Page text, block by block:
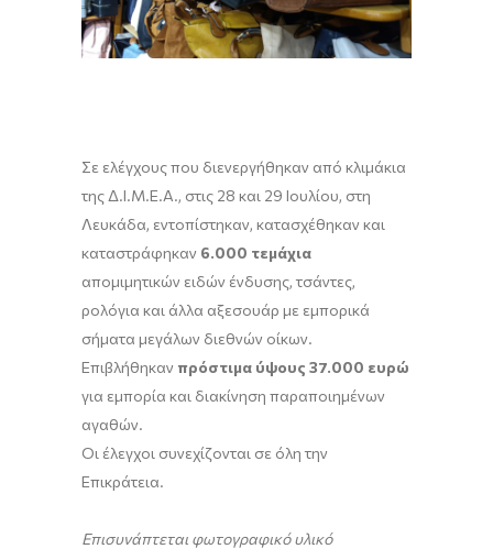
Σε ελέγχους που διενεργήθηκαν από κλιμάκια
της Δ.Ι.Μ.Ε.Α., στις 28 και 29 Ιουλίου, στη
Λευκάδα, εντοπίστηκαν, κατασχέθηκαν και
καταστράφηκαν 6.000 τεμάχια
απομιμητικών ειδών ένδυσης, τσάντες,
ρολόγια και άλλα αξεσουάρ με εμπορικά
σήματα μεγάλων διεθνών οίκων.
Επιβλήθηκαν πρόστιμα ύψους 37.000 ευρώ
για εμπορία και διακίνηση παραποιημένων
αγαθών.
Οι έλεγχοι συνεχίζονται σε όλη την
Επικράτεια.
Επισυνάπτεται φωτογραφικό υλικό